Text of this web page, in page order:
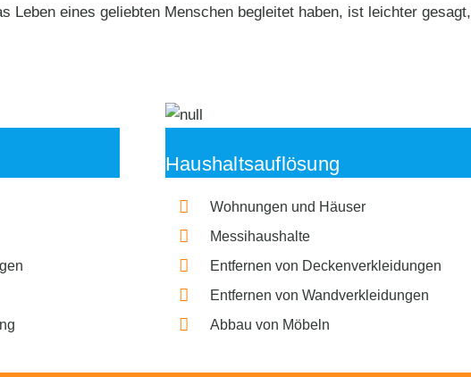
Leben eines geliebten Menschen begleitet haben, ist leichter gesagt,
Haushaltsauflösung
Wohnungen und Häuser
Messihaushalte
Entfernen von Deckenverkleidungen
Entfernen von Wandverkleidungen
Abbau von Möbeln